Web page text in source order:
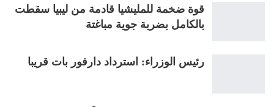
قوة ضخمة للمليشيا قادمة من ليبيا سقطت
بالكامل بضربة جوية مباغتة
رئيس الوزراء: استرداد دارفور بات قريبا